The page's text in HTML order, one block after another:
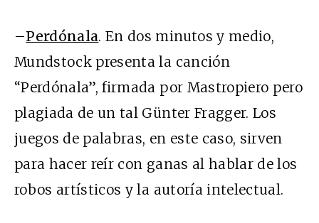
–Perdónala. En dos minutos y medio,
Mundstock presenta la canción
“Perdónala”, firmada por Mastropiero pero
plagiada de un tal Günter Fragger. Los
juegos de palabras, en este caso, sirven
para hacer reír con ganas al hablar de los
robos artísticos y la autoría intelectual.